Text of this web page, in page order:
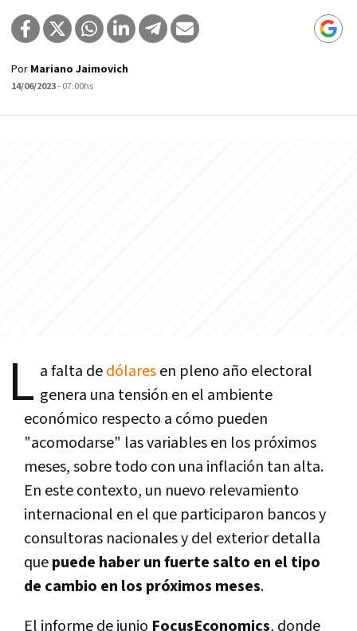
Por Mariano Jaimovich
14/06/2023- 07:00hs
L a falta dedólaresen pleno año electoral
genera una tensión en el ambiente
económico respecto a cómo pueden
"acomodarse" las variables en los próximos
meses, sobre todo con una inflación tan alta.
En este contexto, un nuevo relevamiento
internacional en el que participaron bancos y
consultoras nacionales y del exterior detalla
quepuede haber un fuerte salto en el tipo
de cambio en los próximos meses.
El informe de junio FocusEconomics, donde